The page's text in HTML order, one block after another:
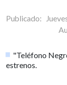
Publicado:
"Teléfono
estrenos.